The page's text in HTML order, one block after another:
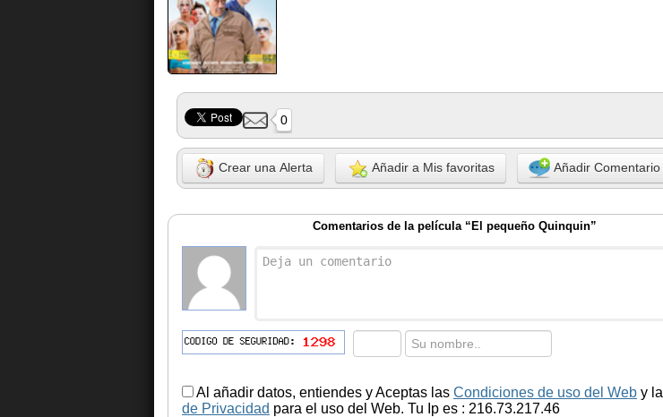
0
Crear una Alerta Añadir a Mis favoritas Añadir Comentario
Comentarios de la película “El pequeño Quinquin”
Al añadir datos, entiendes y Aceptas las Condiciones de uso del Web y la
de Privacidad para el uso del Web. Tu Ip es : 216.73.217.46